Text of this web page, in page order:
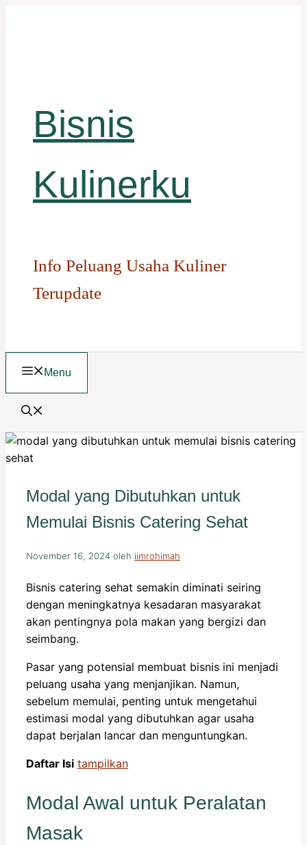
Bisnis
Kulinerku
Info Peluang Usaha Kuliner
Terupdate
Menu
Modal yang Dibutuhkan untuk
Memulai Bisnis Catering Sehat
November 16, 2024 oleh iimrohimah
Bisnis catering sehat semakin diminati seiring
dengan meningkatnya kesadaran masyarakat
akan pentingnya pola makan yang bergizi dan
seimbang.
Pasar yang potensial membuat bisnis ini menjadi
peluang usaha yang menjanjikan. Namun,
sebelum memulai, penting untuk mengetahui
estimasi modal yang dibutuhkan agar usaha
dapat berjalan lancar dan menguntungkan.
Daftar Isi tampilkan
Modal Awal untuk Peralatan
Masak